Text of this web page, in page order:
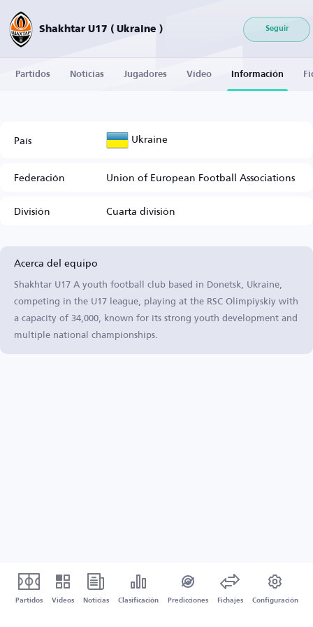
Shakhtar U17 ( Ukraine ) Seguir
Partidos Noticias Jugadores Vídeo Información
País Ukraine
Federación
Union of European Football Associations
División
Cuarta división
Acerca del equipo
Shakhtar U17 A youth football club based in Donetsk, Ukraine,
competing in the U17 league, playing at the RSC Olimpiyskiy with
a capacity of 34,000, known for its strong youth development and
multiple national championships.
Partidos Vídeos Noticias Clasificación Predicciones Fichajes Configuración